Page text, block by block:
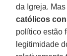
da Igreja.
católicos
político estão
legitimidade